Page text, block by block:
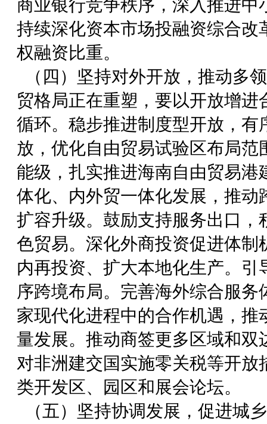
商业银行竞争秩序，深入推进中
持续深化资本市场投融资综合改
权融资比重。
（四）坚持对外开放，推动多
贸格局正在重塑，要以开放增进
循环。稳步推进制度型开放，有
放，优化自由贸易试验区布局范
能级，扎实推进海南自由贸易港
体化、内外贸一体化发展，推动
扩容升级。鼓励支持服务出口，
色贸易。深化外商投资促进体制
内再投资、扩大本地化生产。引
序跨境布局。完善海外综合服务
家现代化进程中的合作机遇，推
量发展。推动商签更多区域和双
对非洲建交国实施零关税等开放
类开发区、园区和展会论坛。
（五）坚持协调发展，促进城